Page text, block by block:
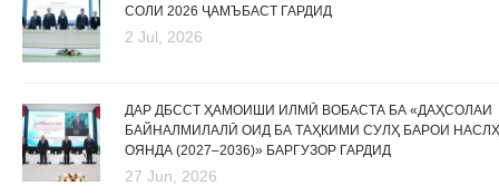
СОЛИ 2026 ҶАМЪБАСТ ГАРДИД
2 Jul, 2026
ДАР ДБССТ ҲАМОИШИ ИЛМӢ ВОБАСТА БА «ДАҲСОЛАИ
БАЙНАЛМИЛАЛӢ ОИД БА ТАҲКИМИ СУЛҲ БАРОИ
ОЯНДА (2027–2036)» БАРГУЗОР ГАРДИД
27 Jun, 2026